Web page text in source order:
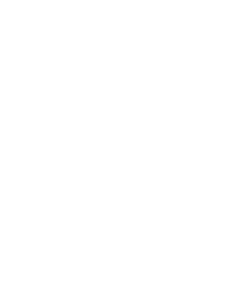
do serwisu